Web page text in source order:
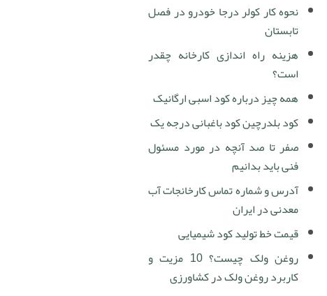
نحوه کار کولر درجا خودرو در فصل
تابستان
هزینه راه اندازی کارخانه چقدر
است؟
همه چیز درباره کود اسبی ارگانیک
کود بلدرچین کود باغبانی درجه یک
صفر تا صد آنچه در مورد مسئول
فنی باید بدانیم
آدرس و شماره تماس کارخانجات آب
معدنی در ایران
قیمت خط تولید کود شیمیایی
روغن ولک چیست؟ 10 مزیت و
کاربرد روغن ولک در کشاورزی